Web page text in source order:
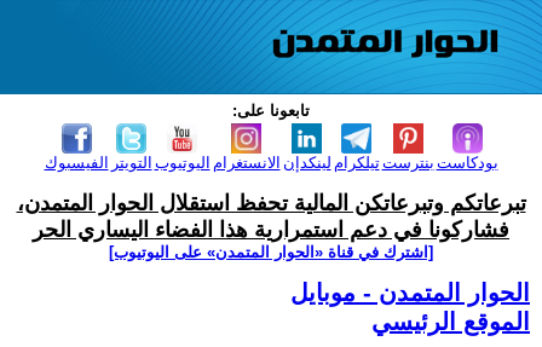
تابعونا على:
الفيسبوك التويتر اليوتيوب الانستغرام لينكدإن تيلكرامبنترست بودكاست
تبرعاتكم وتبرعاتكن المالية تحفظ استقلال الحوار المتمدن،
فشاركونا في دعم استمرارية هذا الفضاء اليساري الحر
[اشترك في قناة ‫«الحوار المتمدن» على اليوتيوب]
الحوار المتمدن - موبايل
الموقع الرئيسي